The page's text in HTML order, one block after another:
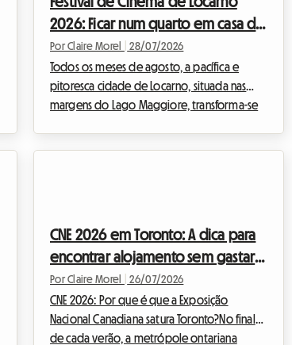
2026: Ficar num quarto em casa do
anfitrião no Tessino sem gastar
muito
Por Claire Morel 28/07/2026
Todos os meses de agosto, a pacífica e
pitoresca cidade de Locarno, situada nas
margens do Lago Maggiore, transforma-se
preparação desta viagem pode
rapidamente tornar-se um quebra-cabeças,
especialmente quando se trata de encontrar
um sítio onde dor...
CNE 2026 em Toronto: A dica para
encontrar alojamento sem gastar
muito durante a Exposição Nacional
Por Claire Morel 26/07/2026
CNE 2026: Por que é que a Exposição
Nacional Canadiana satura Toronto?No final
de cada verão, a metrópole ontariana